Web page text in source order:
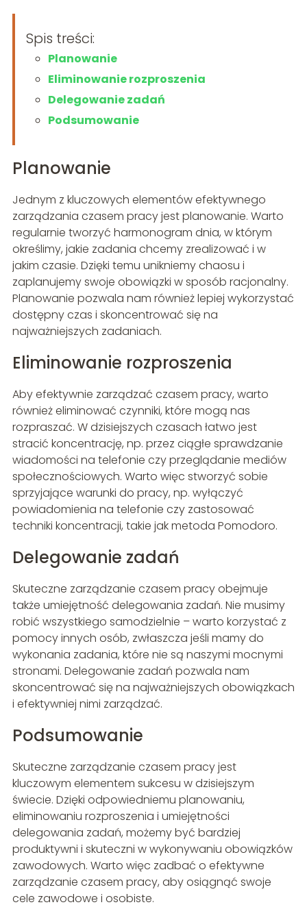
Spis treści:
Planowanie
Eliminowanie rozproszenia
Delegowanie zadań
Podsumowanie
Planowanie
Jednym z kluczowych elementów efektywnego
zarządzania czasem pracy jest planowanie. Warto
regularnie tworzyć harmonogram dnia, w którym
określimy, jakie zadania chcemy zrealizować i w
jakim czasie. Dzięki temu unikniemy chaosu i
zaplanujemy swoje obowiązki w sposób racjonalny.
Planowanie pozwala nam również lepiej wykorzystać
dostępny czas i skoncentrować się na
najważniejszych zadaniach.
Eliminowanie rozproszenia
Aby efektywnie zarządzać czasem pracy, warto
również eliminować czynniki, które mogą nas
rozpraszać. W dzisiejszych czasach łatwo jest
stracić koncentrację, np. przez ciągłe sprawdzanie
wiadomości na telefonie czy przeglądanie mediów
społecznościowych. Warto więc stworzyć sobie
sprzyjające warunki do pracy, np. wyłączyć
powiadomienia na telefonie czy zastosować
techniki koncentracji, takie jak metoda Pomodoro.
Delegowanie zadań
Skuteczne zarządzanie czasem pracy obejmuje
także umiejętność delegowania zadań. Nie musimy
robić wszystkiego samodzielnie – warto korzystać z
pomocy innych osób, zwłaszcza jeśli mamy do
wykonania zadania, które nie są naszymi mocnymi
stronami. Delegowanie zadań pozwala nam
skoncentrować się na najważniejszych obowiązkach
i efektywniej nimi zarządzać.
Podsumowanie
Skuteczne zarządzanie czasem pracy jest
kluczowym elementem sukcesu w dzisiejszym
świecie. Dzięki odpowiedniemu planowaniu,
eliminowaniu rozproszenia i umiejętności
delegowania zadań, możemy być bardziej
produktywni i skuteczni w wykonywaniu obowiązków
zawodowych. Warto więc zadbać o efektywne
zarządzanie czasem pracy, aby osiągnąć swoje
cele zawodowe i osobiste.